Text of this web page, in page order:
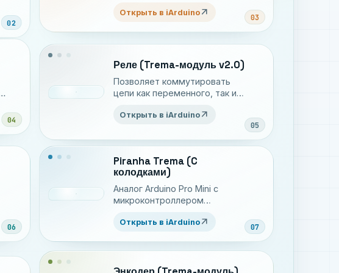
02
03
ленты или скоростью мотора
Открыть в iArduino arrow_outward
04
05
Реле (Trema-модуль v2.0)
Позволяет коммутировать
цепи как переменного, так и
Открыть в iArduino arrow_outward
06 07
Piranha Trema (C
колодками)
Аналог Arduino Pro Mini c
микроконтроллером
Trema с колодками G-V-S для
удобного подключения Trema-
Открыть в iArduino arrow_outward